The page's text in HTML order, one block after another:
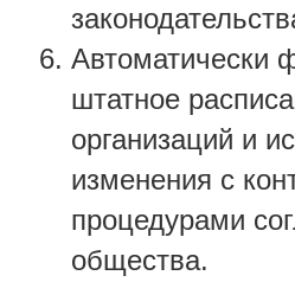
Автоматически
штатное
организаций и
изменения с
процедурами
общества.